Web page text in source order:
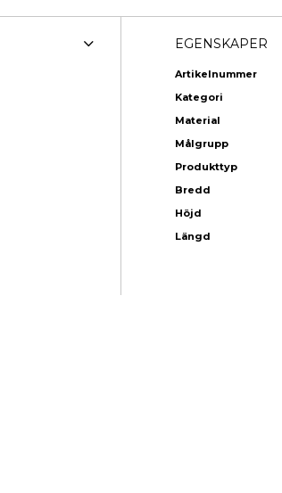
EGENSKAPER
Artikelnummer
Kategori
Material
Målgrupp
Produkttyp
Bredd
Höjd
Längd